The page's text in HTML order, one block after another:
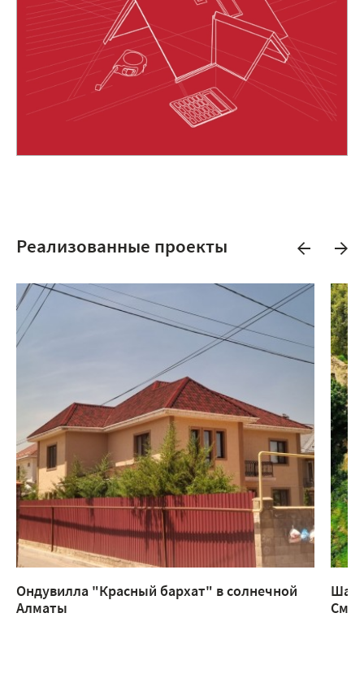
Реализованные проекты
Ондувилла "Красный бархат" в солнечной
Алматы